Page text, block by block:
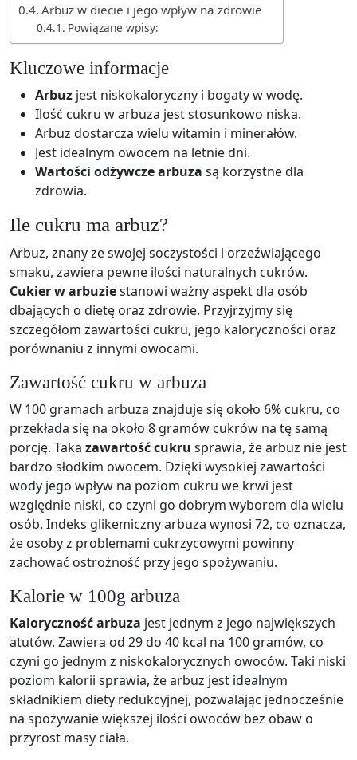
Arbuz w diecie i jego wpływ na zdrowie
Powiązane wpisy:
Kluczowe informacje
Arbuz jest niskokaloryczny i bogaty w wodę.
Ilość cukru w arbuza jest stosunkowo niska.
Arbuz dostarcza wielu witamin i minerałów.
Jest idealnym owocem na letnie dni.
Wartości odżywcze arbuza są korzystne dla
zdrowia.
Ile cukru ma arbuz?
Arbuz, znany ze swojej soczystości i orzeźwiającego
smaku, zawiera pewne ilości naturalnych cukrów.
Cukier w arbuziestanowi ważny aspekt dla osób
dbających o dietę oraz zdrowie. Przyjrzyjmy się
szczegółom zawartości cukru, jego kaloryczności oraz
porównaniu z innymi owocami.
Zawartość cukru w arbuza
W 100 gramach arbuza znajduje się około 6% cukru, co
przekłada się na około 8 gramów cukrów na tę samą
porcję. Taka zawartość cukru sprawia, że arbuz nie jest
bardzo słodkim owocem. Dzięki wysokiej zawartości
wody jego wpływ na poziom cukru we krwi jest
względnie niski, co czyni go dobrym wyborem dla wielu
osób. Indeks glikemiczny arbuza wynosi 72, co oznacza,
że osoby z problemami cukrzycowymi powinny
zachować ostrożność przy jego spożywaniu.
Kalorie w 100g arbuza
Kaloryczność arbuza jest jednym z jego największych
atutów. Zawiera od 29 do 40 kcal na 100 gramów, co
czyni go jednym z niskokalorycznych owoców. Taki niski
poziom kalorii sprawia, że arbuz jest idealnym
składnikiem diety redukcyjnej, pozwalając jednocześnie
na spożywanie większej ilości owoców bez obaw o
przyrost masy ciała.